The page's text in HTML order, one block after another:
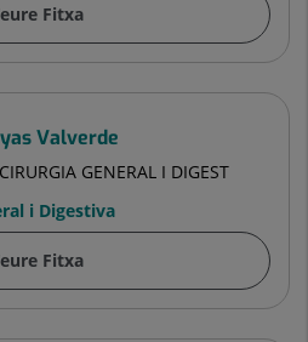
Fitxa
Valverde
GENERAL I DIGEST
i Digestiva
Fitxa